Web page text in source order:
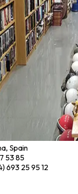
Spain
53 85
693 25 95 12